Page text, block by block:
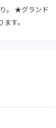
。 ★グランド
す。